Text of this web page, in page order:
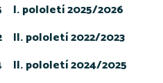
I. pololetí 2025/2026
II. pololetí 2022/2023
II. pololetí 2024/2025